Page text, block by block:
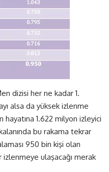
dizisi her ne kadar 1.
alsa da yüksek izlenme
hayatına 1.622 milyon izleyici
bu rakama tekrar
950 bin kişi olan
izlenmeye ulaşacağı merak